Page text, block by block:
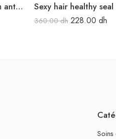
NEOPTIDE EXPERT Sérum antichute & croissance 50 ml
360.00dh 228.00 dh